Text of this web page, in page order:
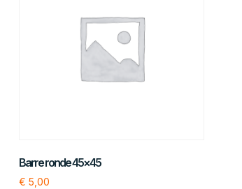
Barre ronde 45×45
€ 5,00